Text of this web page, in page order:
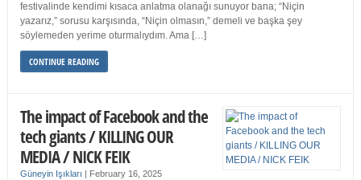
festivalinde kendimi kısaca anlatma olanağı sunuyor bana; “Niçin
yazarız,” sorusu karşısında, “Niçin olmasın,” demeli ve başka şey
söylemeden yerime oturmalıydım. Ama […]
CONTINUE READING
The impact of Facebook and the
tech giants / KILLING OUR
MEDIA / NICK FEIK
Güneyin Işıkları | February 16, 2025